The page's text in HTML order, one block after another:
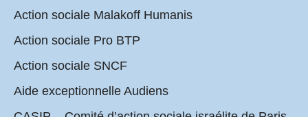
Action sociale Malakoff Humanis
Action sociale Pro BTP
Action sociale SNCF
Aide exceptionnelle Audiens